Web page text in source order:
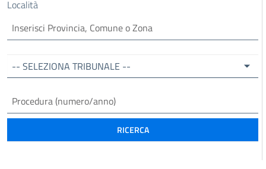
Località
-- SELEZIONA TRIBUNALE --
RICERCA